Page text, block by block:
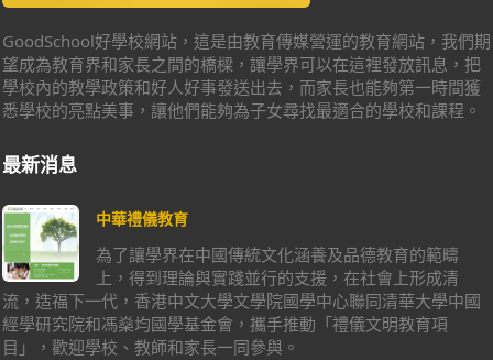
GoodSchool好學校網站，這是由教育傳媒營運的教育網站，我們期
望成為教育界和家長之間的橋樑，讓學界可以在這裡發放訊息，把
學校內的教學政策和好人好事發送出去，而家長也能夠第一時間獲
悉學校的亮點美事，讓他們能夠為子女尋找最適合的學校和課程。
最新消息
中華禮儀教育
為了讓學界在中國傳統文化涵養及品德教育的範疇
上，得到理論與實踐並行的支援，在社會上形成清
流，造福下一代，香港中文大學文學院國學中心聯同清華大學中國
經學研究院和馮燊均國學基金會，攜手推動「禮儀文明教育項
目」，歡迎學校、教師和家長一同參與。